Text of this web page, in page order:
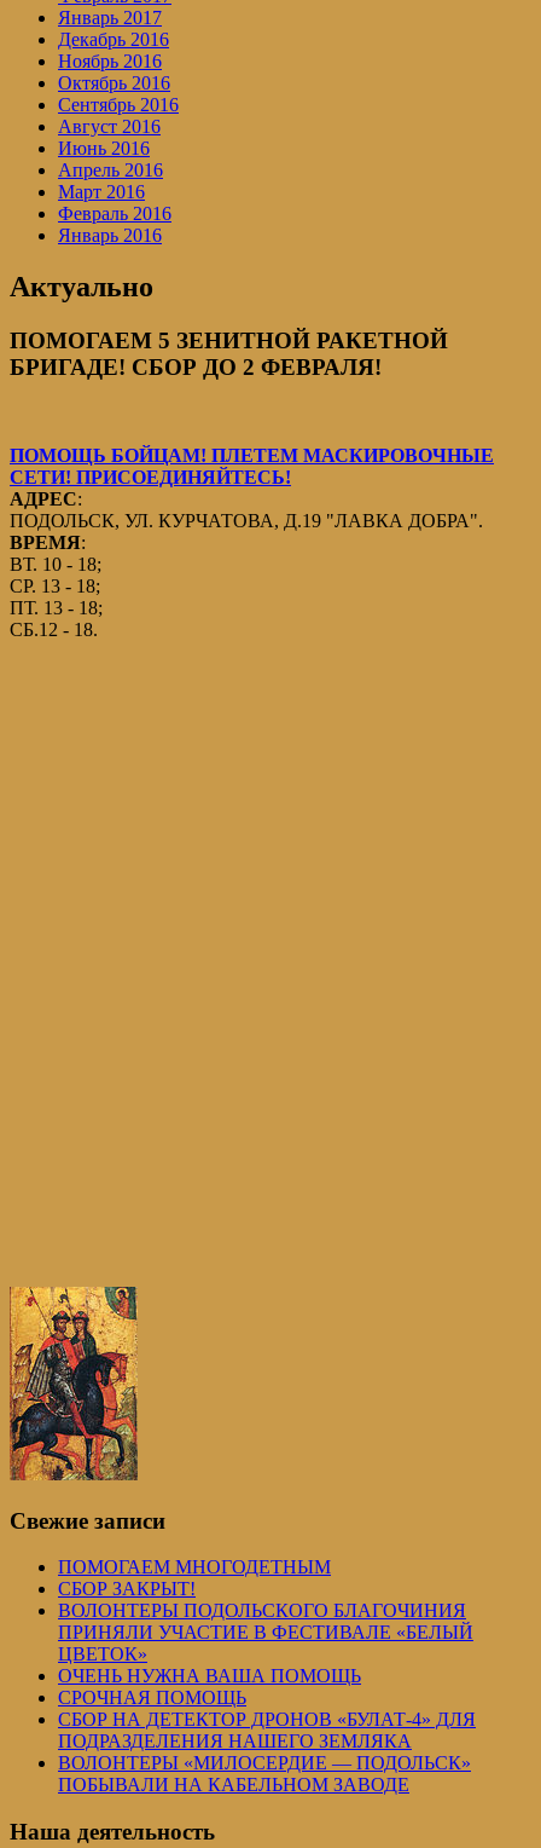
Январь 2017
Декабрь 2016
Ноябрь 2016
Октябрь 2016
Сентябрь 2016
Август 2016
Июнь 2016
Апрель 2016
Март 2016
Февраль 2016
Январь 2016
Актуально
ПОМОГАЕМ 5 ЗЕНИТНОЙ РАКЕТНОЙ
БРИГАДЕ! СБОР ДО 2 ФЕВРАЛЯ!
ПОМОЩЬ БОЙЦАМ! ПЛЕТЕМ МАСКИРОВОЧНЫЕ
СЕТИ! ПРИСОЕДИНЯЙТЕСЬ!
АДРЕС:
ПОДОЛЬСК, УЛ. КУРЧАТОВА, Д.19 "ЛАВКА ДОБРА".
ВРЕМЯ:
ВТ. 10 - 18;
СР. 13 - 18;
ПТ. 13 - 18;
СБ.12 - 18.
Свежие записи
ПОМОГАЕМ МНОГОДЕТНЫМ
СБОР ЗАКРЫТ!
ВОЛОНТЕРЫ ПОДОЛЬСКОГО БЛАГОЧИНИЯ
ПРИНЯЛИ УЧАСТИЕ В ФЕСТИВАЛЕ «БЕЛЫЙ
ЦВЕТОК»
ОЧЕНЬ НУЖНА ВАША ПОМОЩЬ
СРОЧНАЯ ПОМОЩЬ
СБОР НА ДЕТЕКТОР ДРОНОВ «БУЛАТ-4» ДЛЯ
ПОДРАЗДЕЛЕНИЯ НАШЕГО ЗЕМЛЯКА
ВОЛОНТЕРЫ «МИЛОСЕРДИЕ — ПОДОЛЬСК»
ПОБЫВАЛИ НА КАБЕЛЬНОМ ЗАВОДЕ
Наша деятельность